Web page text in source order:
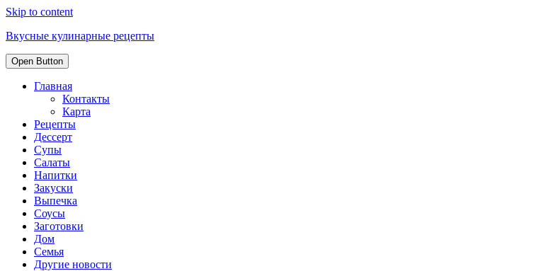
Skip to content
Вкусные кулинарные рецепты
Open Button
Главная
Контакты
Карта
Рецепты
Дессерт
Супы
Салаты
Напитки
Закуски
Выпечка
Соусы
Заготовки
Дом
Семья
Другие новости